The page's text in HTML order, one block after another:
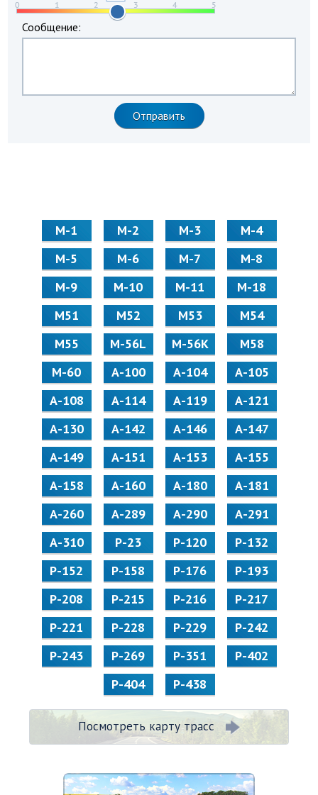
Сообщение:
М-1 М-2 М-3
М-4
М-5
М-6 М-7
М-8
М-9
М-10 М-11
М-18
М51
М52 М53
М54
М55
M-56L M-56K
М58
M-60
А-100 А-104
А-105
А-108
А-114 А-119
А-121
А-130
А-142 А-146
А-147
А-149
А-151 А-153
А-155
А-158
А-160 А-180
А-181
А-260
А-289 А-290
А-291
А-310
Р-23 Р-120
Р-132
Р-152
Р-158 Р-176
Р-193
Р-208
Р-215 Р-216
Р-217
Р-221
Р-228 Р-229
Р-242
Р-243
Р-269 Р-351
Р-402
Р-404
Р-438
Посмотреть карту трасс